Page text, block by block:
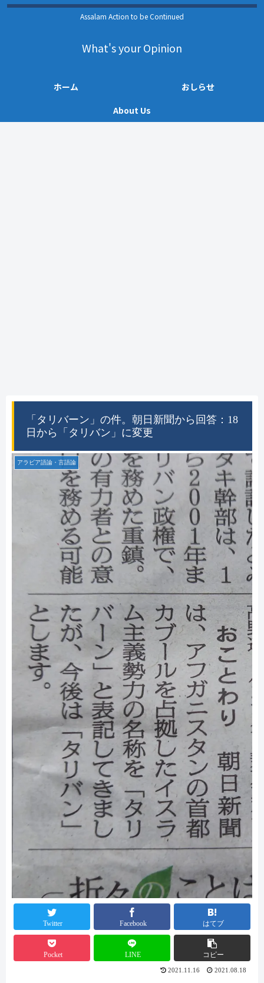
Assalam Action to be Continued
What's your Opinion
ホーム
おしらせ
About Us
「タリバーン」の件。朝日新聞から回答：18
日から「タリバン」に変更
アラビア語論・言語論
Twitter Facebook はてブ
Pocket LINE コピー
2021.11.16 2021.08.18